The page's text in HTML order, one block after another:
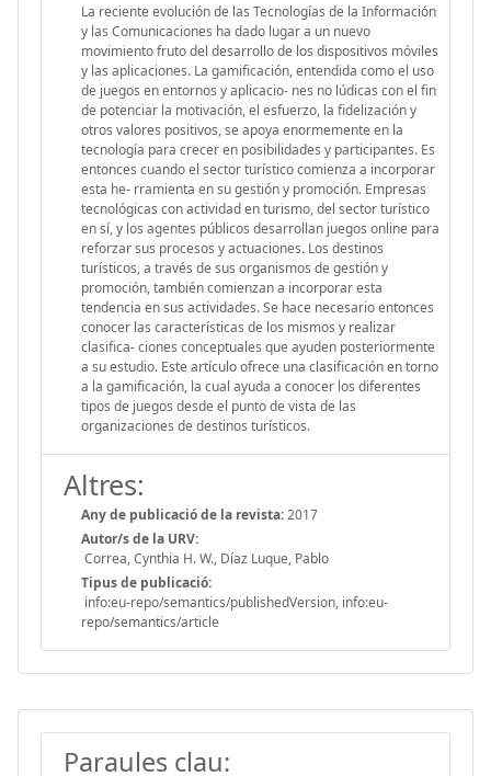
La reciente evolución de las Tecnologías de la Información
y las Comunicaciones ha dado lugar a un nuevo
movimiento fruto del desarrollo de los dispositivos móviles
y las aplicaciones. La gamificación, entendida como el uso
de juegos en entornos y aplicacio- nes no lúdicas con el fin
de potenciar la motivación, el esfuerzo, la fidelización y
otros valores positivos, se apoya enormemente en la
tecnología para crecer en posibilidades y participantes. Es
entonces cuando el sector turístico comienza a incorporar
esta he- rramienta en su gestión y promoción. Empresas
tecnológicas con actividad en turismo, del sector turístico
en sí, y los agentes públicos desarrollan juegos online para
reforzar sus procesos y actuaciones. Los destinos
turísticos, a través de sus organismos de gestión y
promoción, también comienzan a incorporar esta
tendencia en sus actividades. Se hace necesario entonces
conocer las características de los mismos y realizar
clasifica- ciones conceptuales que ayuden posteriormente
a su estudio. Este artículo ofrece una clasificación en torno
a la gamificación, la cual ayuda a conocer los diferentes
tipos de juegos desde el punto de vista de las
organizaciones de destinos turísticos.
Altres:
Any de publicació de la revista:2017
Autor/s de la URV:
Correa, Cynthia H. W., Díaz Luque, Pablo
Tipus de publicació:
info:eu-repo/semantics/publishedVersion, info:eu-
repo/semantics/article
Paraules clau: